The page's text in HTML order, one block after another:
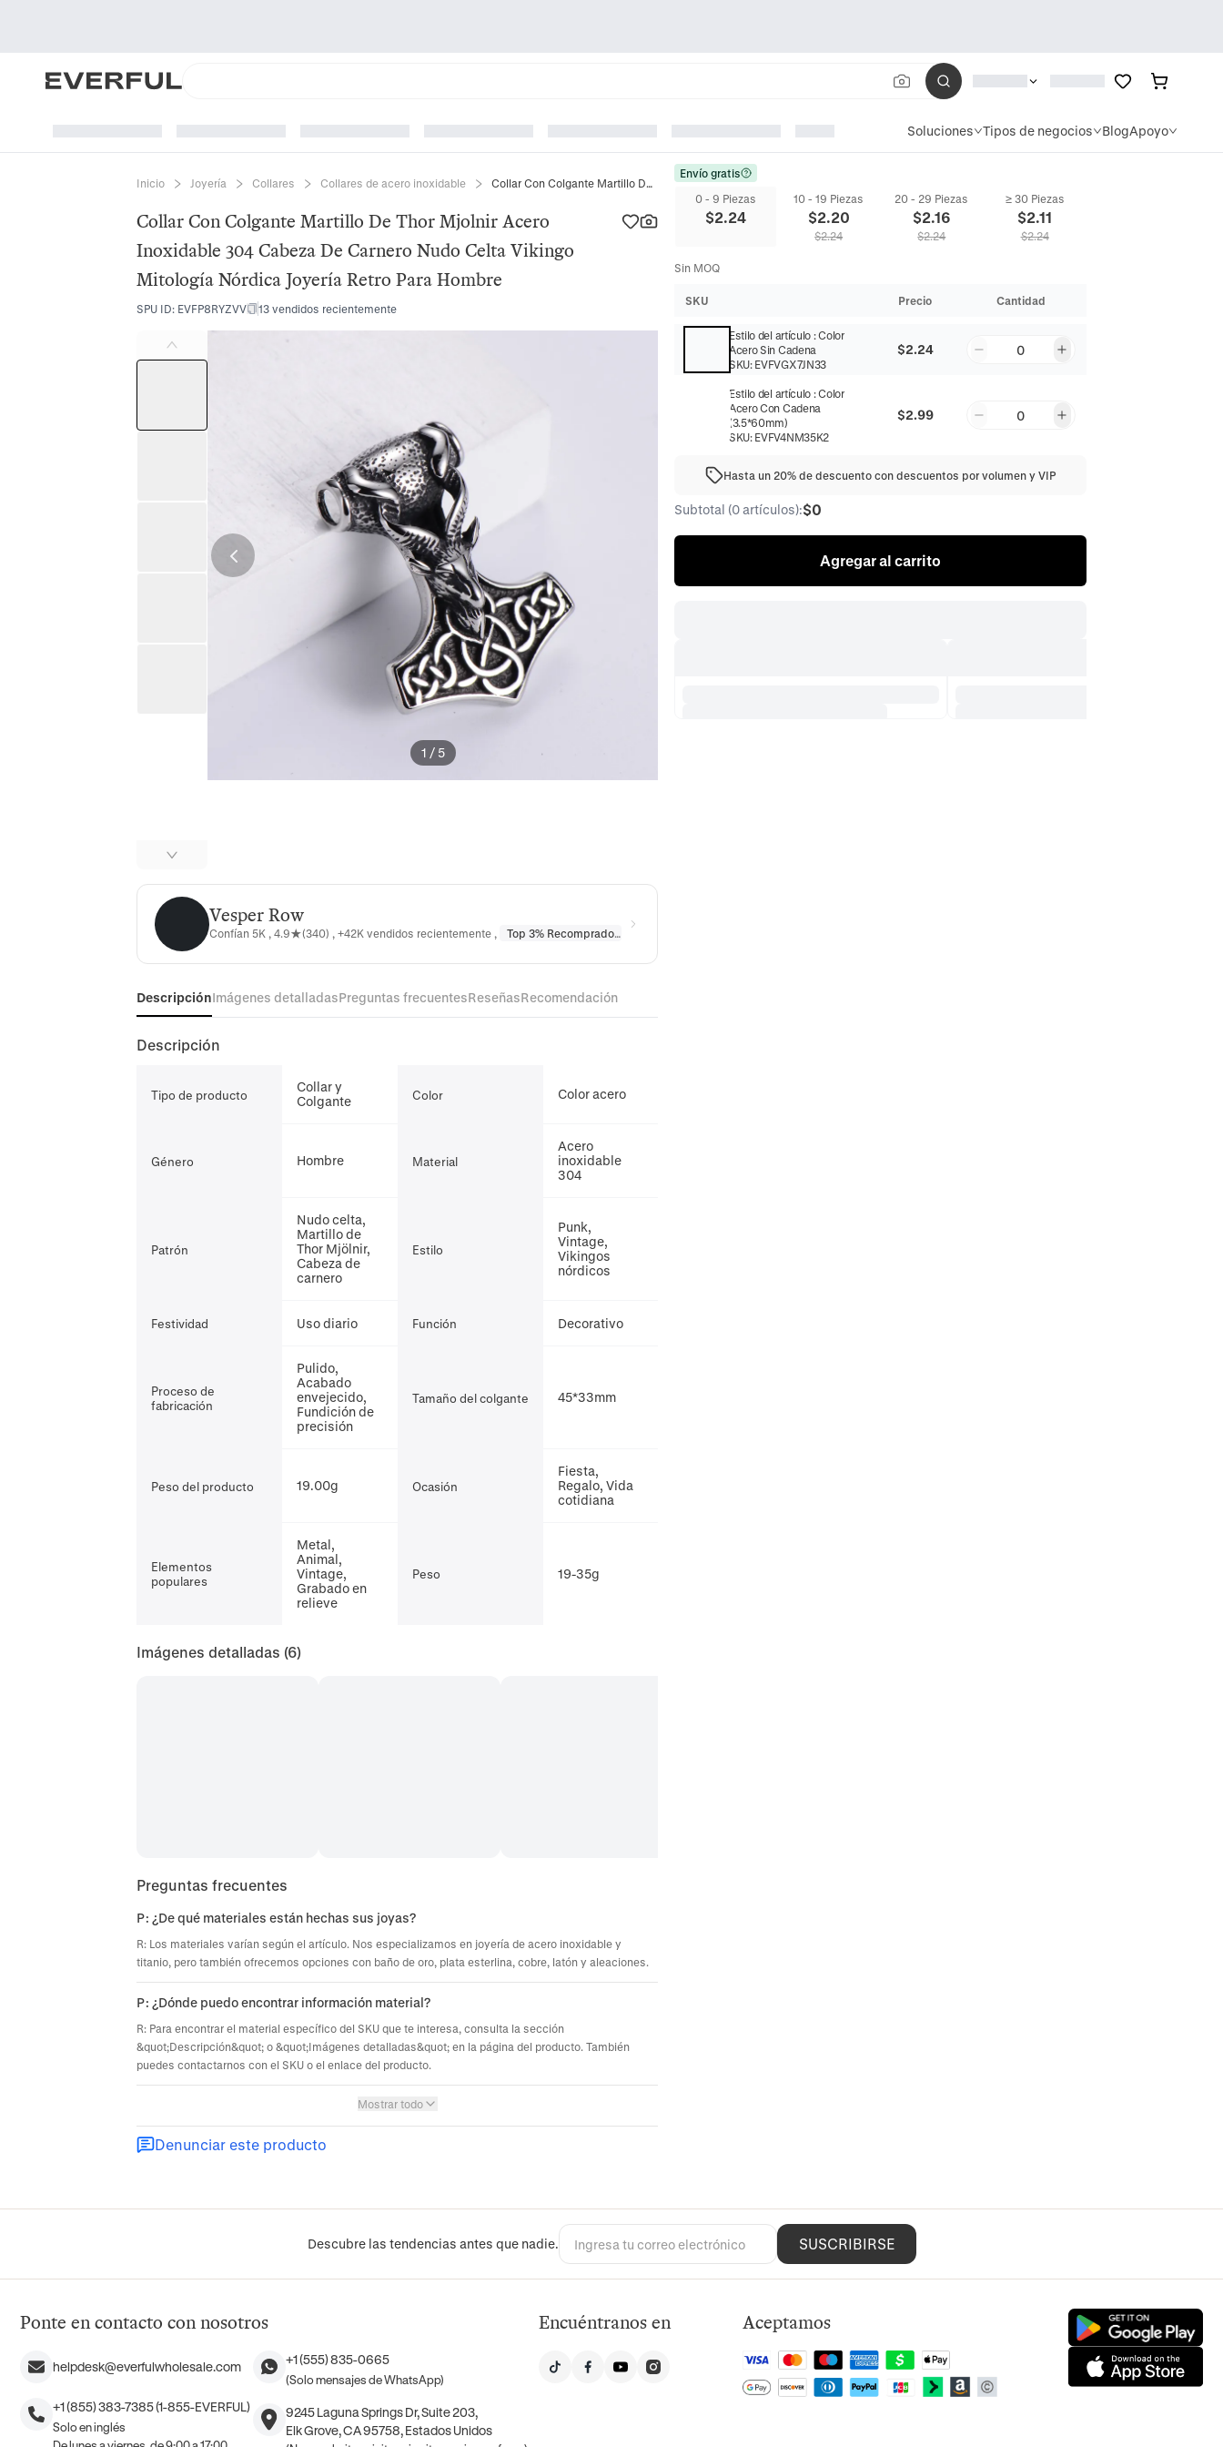
Soluciones Tipos de negocios BlogApoyo
Inicio Joyería Collares Collares de acero inoxidable Collar Con Colgante Martillo De Thor Mjolnir Acero Inoxidable 304 Cabeza De Carnero Nudo Celta Vikingo Mitología Nórdica Joyería Retro Para Hombre
Collar Con Colgante Martillo De Thor Mjolnir Acero
Inoxidable 304 Cabeza De Carnero Nudo Celta Vikingo
Mitología Nórdica Joyería Retro Para Hombre
SPU ID: EVFP8RYZVV 13 vendidos recientemente
1 / 5
Vesper RowVesper Row
Confían 5K , 4.9★(340) , +42K vendidos recientemente , Top 3% Recomprado
DescripciónImágenes detalladasPreguntas frecuentesReseñasRecomendación
Descripción
Tipo de producto
Collar y
Colgante
Color Color acero
Género Hombre Material
Acero
inoxidable
304
Patrón
Nudo celta,
Martillo de
Thor Mjölnir,
Cabeza de
carnero
Estilo
Punk,
Vintage,
Vikingos
nórdicos
Festividad Uso diario Función Decorativo
Proceso de
fabricación
Pulido,
Acabado
envejecido,
Fundición de
precisión
Tamaño del colgante 45*33mm
Peso del producto 19.00g Ocasión
Fiesta,
Regalo, Vida
cotidiana
Elementos
populares
Metal,
Animal,
Vintage,
Grabado en
relieve
Peso 19-35g
Imágenes detalladas (6)
Preguntas frecuentes
P: ¿De qué materiales están hechas sus joyas?
R: Los materiales varían según el artículo. Nos especializamos en joyería de acero inoxidable y
titanio, pero también ofrecemos opciones con baño de oro, plata esterlina, cobre, latón y aleaciones.
P: ¿Dónde puedo encontrar información material?
R: Para encontrar el material específico del SKU que te interesa, consulta la sección
&quot;Descripción&quot; o &quot;Imágenes detalladas&quot; en la página del producto. También
puedes contactarnos con el SKU o el enlace del producto.
Mostrar todo
Denunciar este producto
Envío gratis
0 - 9 Piezas
$2.24
10 - 19 Piezas
$2.20
$2.24
20 - 29 Piezas
$2.16
$2.24
≥ 30 Piezas
$2.11
$2.24
Sin MOQ
SKU Precio Cantidad
Estilo del artículo :Color
Acero Sin Cadena
SKU: EVFVGX7JN33
$2.24 0
Estilo del artículo :Color
Acero Con Cadena
(3.5*60mm)
SKU: EVFV4NM35K2
$2.99 0
Hasta un 20% de descuento con descuentos por volumen y VIP
Subtotal (0 artículos):$0
Agregar al carrito
Descubre las tendencias antes que nadie. SUSCRIBIRSE
Ponte en contacto con nosotros
helpdesk@everfulwholesale.com
+1 (855) 383-7385 (1-855-EVERFUL)
Solo en inglés
+1 (555) 835-0665
(Solo mensajes de WhatsApp)
9245 Laguna Springs Dr, Suite 203,
Elk Grove, CA 95758, Estados Unidos
Encuéntranos en Aceptamos